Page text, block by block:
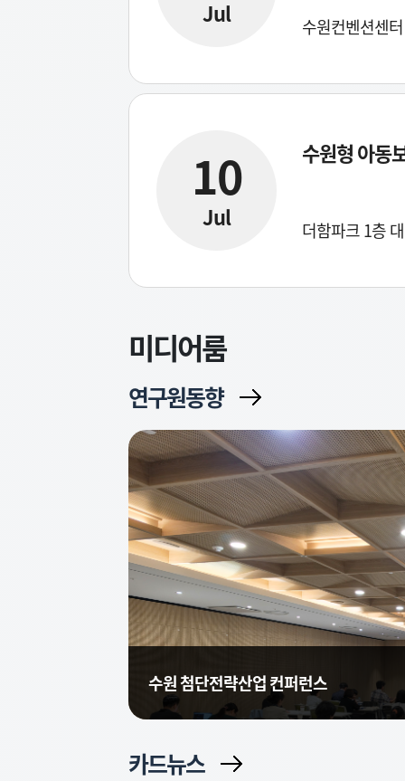
Jul 수원컨벤션센
10
Jul
수원형 아동
더함파크 1층
미디어룸
연구원동향
수원 첨단전략산업 컨퍼런스
카드뉴스